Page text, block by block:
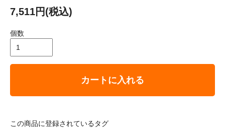
7,511円(税込)
個数
カートに入れる
この商品に登録されているタグ